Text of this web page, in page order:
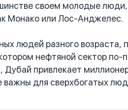
своем молодые
Монако или Лос-Анджелес.
людей разного возраста,
нефтяной сектор
Дубай привлекает
для сверхбогатых